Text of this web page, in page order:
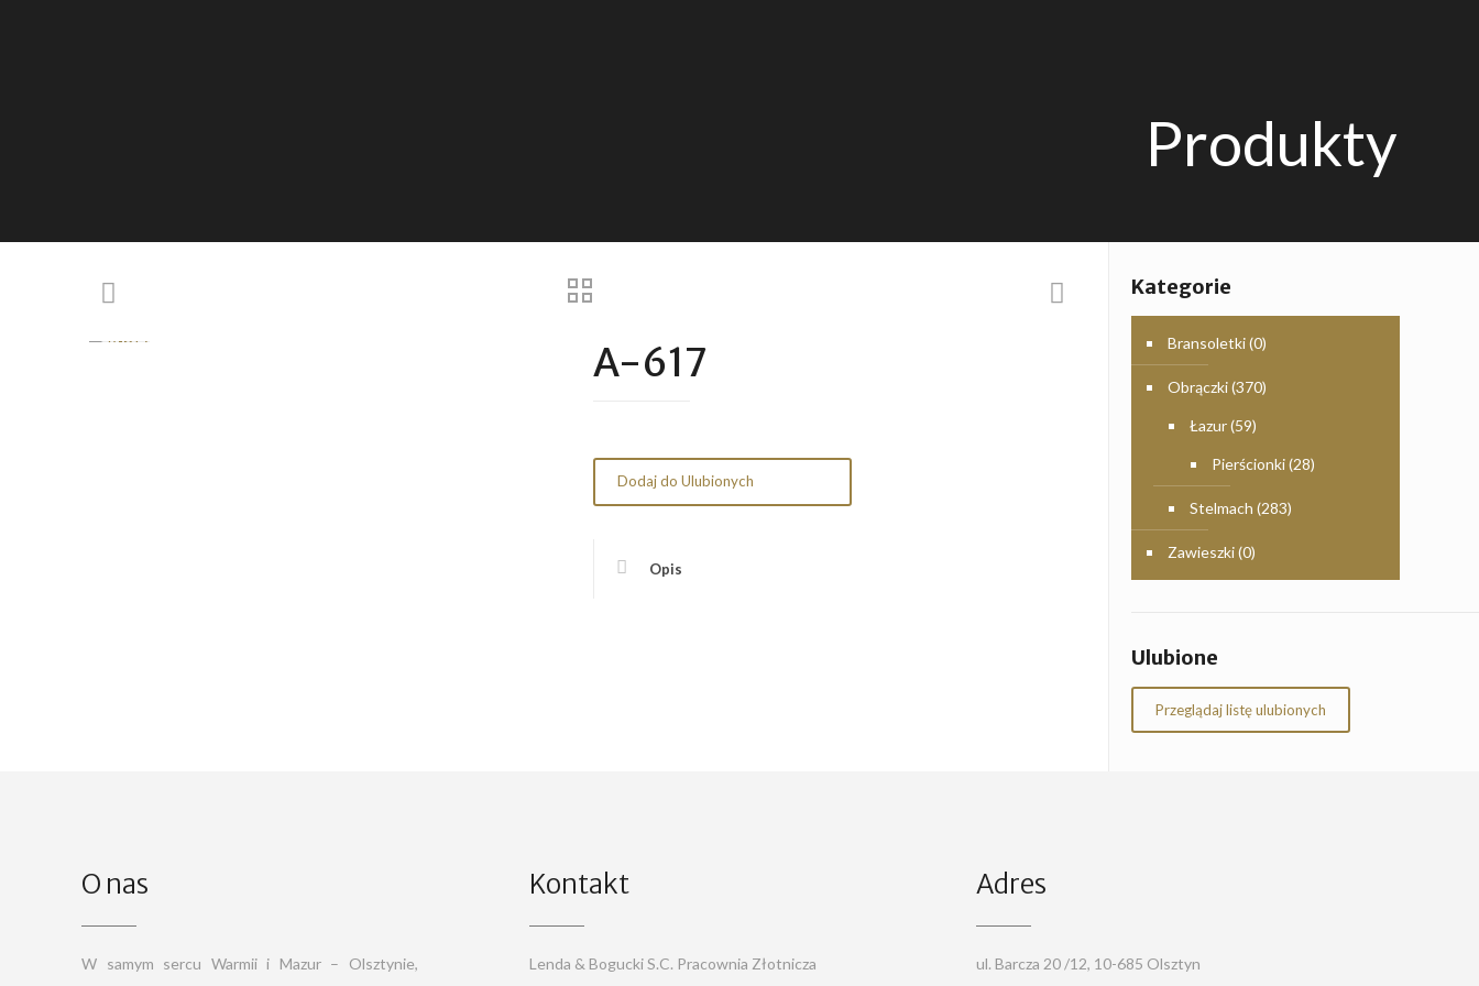
Produkty
A-617
Dodaj do Ulubionych
Opis
Kategorie
Bransoletki(0)
Obrączki(370)
Łazur(59)
Pierścionki(28)
Stelmach (283)
Zawieszki(0)
Ulubione
Przeglądaj listę ulubionych
O nas
W samym sercu Warmii i Mazur – Olsztynie,
Kontakt
Lenda & Bogucki S.C. Pracownia Złotnicza
Adres
ul. Barcza 20 /12, 10-685 Olsztyn